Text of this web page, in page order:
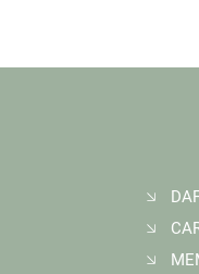
Membangun
Karbon di